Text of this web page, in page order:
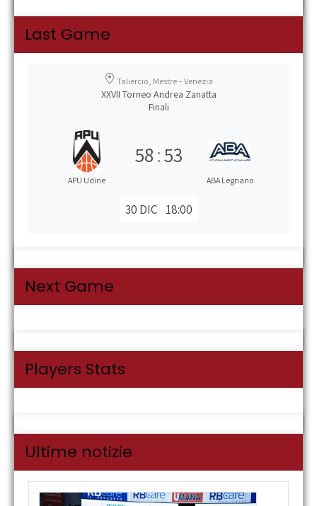
Last Game
Taliercio, Mestre – Venezia
XXVII Torneo Andrea Zanatta
Finali
APU Udine
58:53
ABA Legnano
30 DIC 18:00
Next Game
Players Stats
Ultime notizie